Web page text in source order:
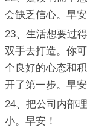
会缺乏信心。早安
23、生活想要过
双手去打造。你
个良好的心态和
开了第一步。早安
24、把公司内部
小。早安！